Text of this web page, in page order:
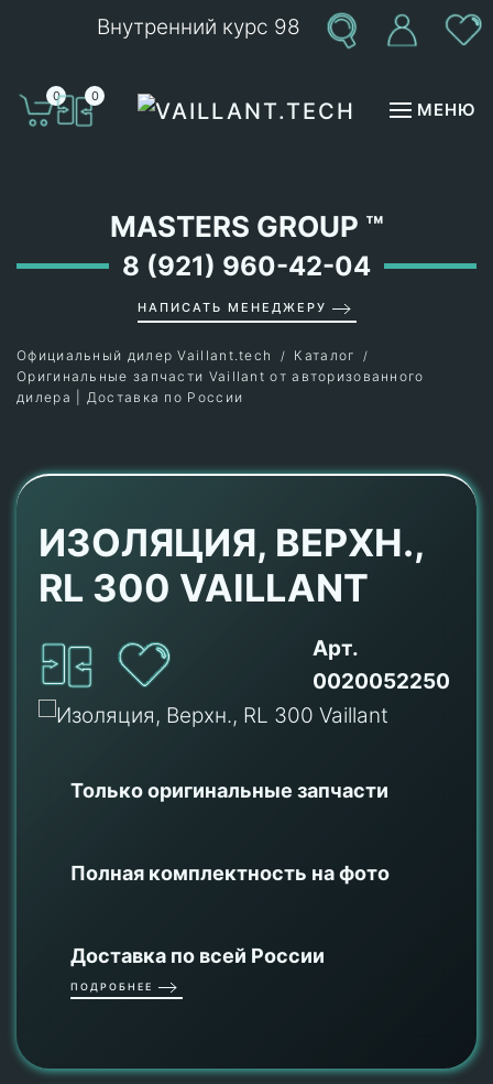
Внутренний курс 98
0 0
МЕНЮ
MASTERS GROUP ™
8 (921) 960-42-04
НАПИСАТЬ МЕНЕДЖЕРУ
Официальный дилер Vaillant.tech
Каталог
Оригинальные запчасти Vaillant от авторизованного
дилера | Доставка по России
ИЗОЛЯЦИЯ, ВЕРХН.,
RL 300 VAILLANT
Арт.
0020052250
Только оригинальные запчасти
Полная комплектность на фото
Доставка по всей России
ПОДРОБНЕЕ